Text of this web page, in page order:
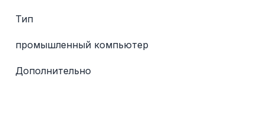
Тип
промышленный компьютер
Дополнительно